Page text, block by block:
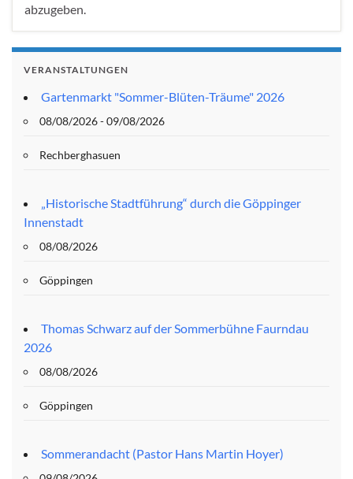
abzugeben.
VERANSTALTUNGEN
Gartenmarkt "Sommer-Blüten-Träume" 2026
08/08/2026 - 09/08/2026
Rechberghasuen
„Historische Stadtführung“ durch die Göppinger
Innenstadt
08/08/2026
Göppingen
Thomas Schwarz auf der Sommerbühne Faurndau
2026
08/08/2026
Göppingen
Sommerandacht (Pastor Hans Martin Hoyer)